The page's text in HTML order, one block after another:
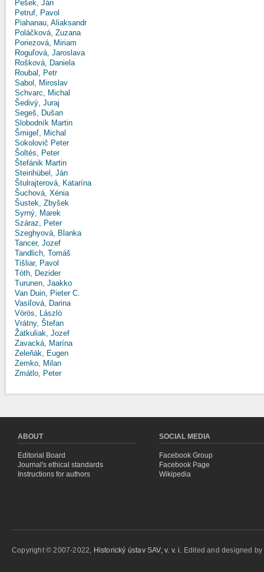
Pešek, Ján
Petruf, Pavol
Piahanau, Aliaksandr
Poláčková, Zuzana
Poriezová, Miriam
Roguľová, Jaroslava
Rošková, Daniela
Roubal, Petr
Sabol, Miroslav
Schvarc, Michal
Šedivý, Juraj
Segeš, Dušan
Slobodník Martin
Šmigeľ, Michal
Sokolovič Peter
Šoltés, Peter
Štefánik Martin
Steinhübel, Ján
Štulrajterová, Katarína
Šuchová, Xénia
Šustek, Zbyšek
Syrný, Marek
Száraz, Peter
Szeghyová, Blanka
Tancer, Jozef
Tandlich, Tomáš
Tišliar, Pavol
Tóth, Dezider
Turunen, Jaakko
Van Duin, Pieter C.
Vasiľová, Darina
Vörös, László
Vrátny, Štefan
Žatkuliak, Jozef
Zavacká, Marína
Zeleňák, Eugen
Zemko, Milan
Zmátlo, Peter
ABOUT
Editorial Board
Journal's ethical standards
Instructions for authors
SOCIAL MEDIA
Facebook Group
Facebook Page
Wikipedia
Copyright © 2007-2022, Historický ústav SAV, v. v. i. Edited and designed by